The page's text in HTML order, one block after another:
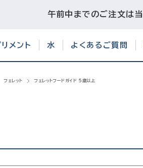
午前中までのご注文は
メント 水 よくあるご質問
フェレット フェレットフードガイド 5歳以上